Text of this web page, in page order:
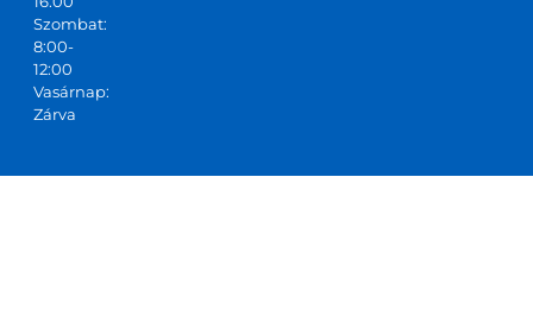
Szombat:
8:00-
12:00
Vasárnap:
Zárva